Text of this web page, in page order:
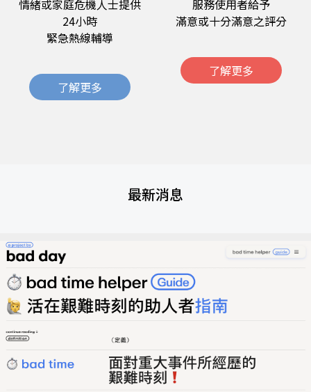
情緒或家庭危機人士提供
24小時
緊急熱線輔導
了解更多
服務使用者給予
滿意或十分滿意之評分
了解更多
最新消息